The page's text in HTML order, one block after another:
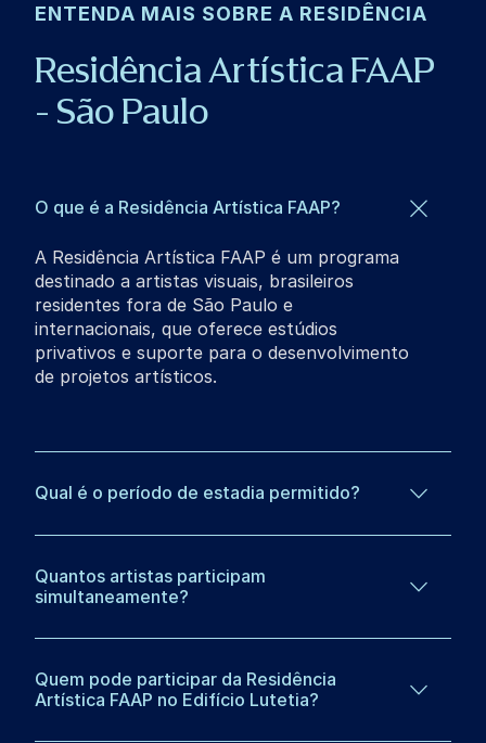
ENTENDA MAIS SOBRE A RESIDÊNCIA
Residência Artística FAAP
- São Paulo
O que é a Residência Artística FAAP?
A Residência Artística FAAP é um programa
destinado a artistas visuais, brasileiros
residentes fora de São Paulo e
internacionais, que oferece estúdios
privativos e suporte para o desenvolvimento
de projetos artísticos.
Qual é o período de estadia permitido?
Quantos artistas participam
simultaneamente?
Quem pode participar da Residência
Artística FAAP no Edifício Lutetia?